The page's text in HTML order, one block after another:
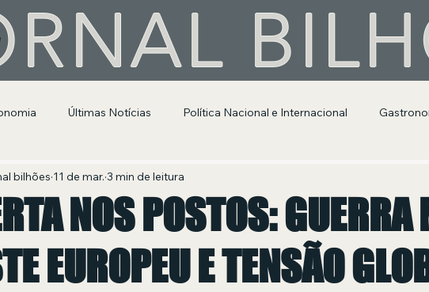
Últimas Notícias Política Nacional e Internacional
Social Segurança Pública
NOS POSTOS: GUERRA
EUROPEU E TENSÃO
bilhões 11 de mar. 3 min de leitura